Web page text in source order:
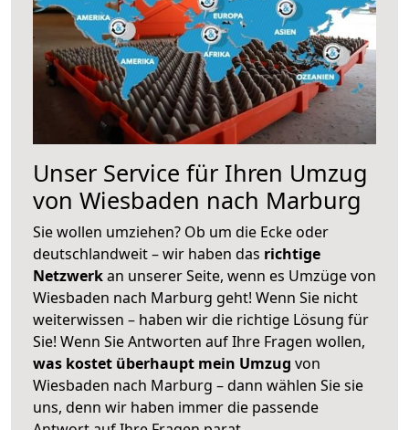
Unser Service für Ihren Umzug
von Wiesbaden nach Marburg
Sie wollen umziehen? Ob um die Ecke oder
deutschlandweit – wir haben das richtige
Netzwerkan unserer Seite, wenn es Umzüge von
Wiesbaden nach Marburg geht! Wenn Sie nicht
weiterwissen – haben wir die richtige Lösung für
Sie! Wenn Sie Antworten auf Ihre Fragen wollen,
was kostet überhaupt mein Umzug von
Wiesbaden nach Marburg – dann wählen Sie sie
uns, denn wir haben immer die passende